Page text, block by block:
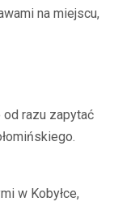
na miejscu,
razu zapytać
w Kobyłce,